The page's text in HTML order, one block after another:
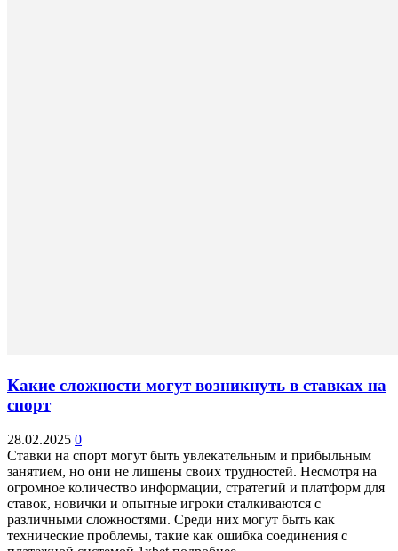
Какие сложности могут возникнуть в ставках на
спорт
28.02.2025 0
Ставки на спорт могут быть увлекательным и прибыльным
занятием, но они не лишены своих трудностей. Несмотря на
огромное количество информации, стратегий и платформ для
ставок, новички и опытные игроки сталкиваются с
различными сложностями. Среди них могут быть как
технические проблемы, такие как ошибка соединения с